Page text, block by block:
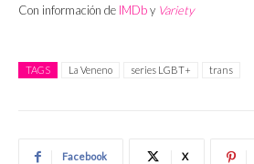
Con información de IMDby Variety
TAGS La Veneno series LGBT+ trans
Facebook X